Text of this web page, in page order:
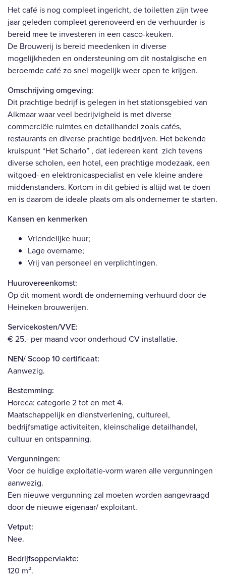
Het café is nog compleet ingericht, de toiletten zijn twee
jaar geleden compleet gerenoveerd en de verhuurder is
bereid mee te investeren in een casco-keuken.
De Brouwerij is bereid meedenken in diverse
mogelijkheden en ondersteuning om dit nostalgische en
beroemde café zo snel mogelijk weer open te krijgen.
Omschrijving omgeving:
Dit prachtige bedrijf is gelegen in het stationsgebied van
Alkmaar waar veel bedrijvigheid is met diverse
commerciële ruimtes en detailhandel zoals cafés,
restaurants en diverse prachtige bedrijven. Het bekende
kruispunt “Het Scharlo” , dat iedereen kent zich tevens
diverse scholen, een hotel, een prachtige modezaak, een
witgoed- en elektronicaspecialist en vele kleine andere
middenstanders. Kortom in dit gebied is altijd wat te doen
en is daarom de ideale plaats om als ondernemer te starten.
Kansen en kenmerken
Vriendelijke huur;
Lage overname;
Vrij van personeel en verplichtingen.
Huurovereenkomst:
Op dit moment wordt de onderneming verhuurd door de
Heineken brouwerijen.
Servicekosten/VVE:
€ 25,- per maand voor onderhoud CV installatie.
NEN/ Scoop 10 certificaat:
Aanwezig.
Bestemming:
Horeca: categorie 2 tot en met 4.
Maatschappelijk en dienstverlening, cultureel,
bedrijfsmatige activiteiten, kleinschalige detailhandel,
cultuur en ontspanning.
Vergunningen:
Voor de huidige exploitatie-vorm waren alle vergunningen
aanwezig.
Een nieuwe vergunning zal moeten worden aangevraagd
door de nieuwe eigenaar/ exploitant.
Vetput:
Nee.
Bedrijfsoppervlakte:
120 m².